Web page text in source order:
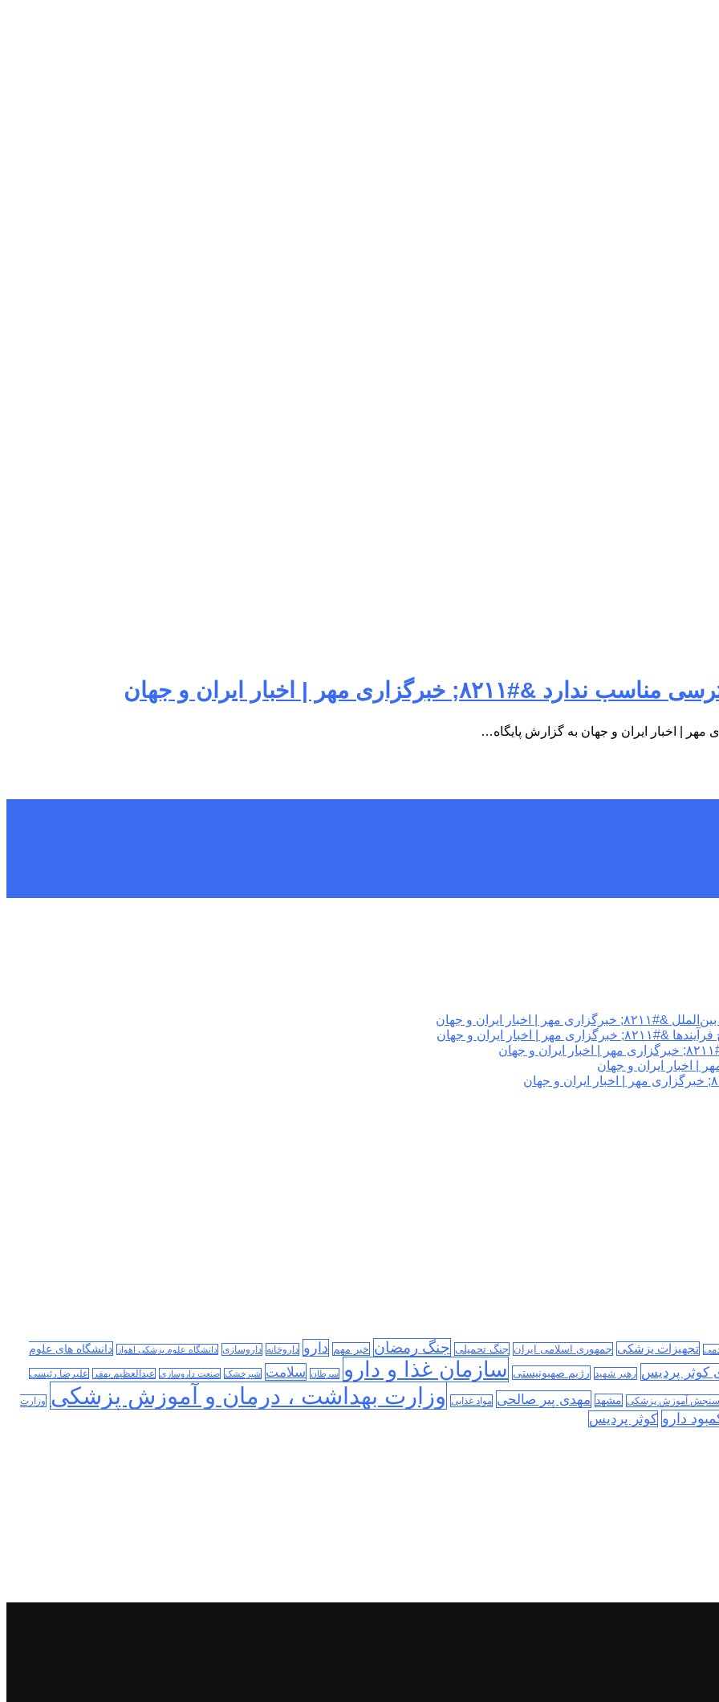
خبرگزاری مهر | اخبار ایران و جهان
| اخبار ایران و جهان به گزارش پایگاه…
ایران و جهان
ایران و جهان
تجهیزات پزشکی جمهوری اسلامی ایران جنگ تحمیلی جنگ رمضان خبر مهم دارو داروخانه داروسازی دانشگاه علوم پزشکی اهواز
دانشگاه های علوم
کوثر پردیس رهبر شهید رژیم صهیونیستی سازمان غذا و دارو سرطان سلامت شیرخشک صنعت داروسازی عبدالعظیم بهفر علیرضا رئیسی
سنجش آموزش پزشکی مشهد مهدی پیر صالحی مواد غذایی وزارت بهداشت ، درمان و آموزش پزشکی وزارت
دارو کوثر پردیس